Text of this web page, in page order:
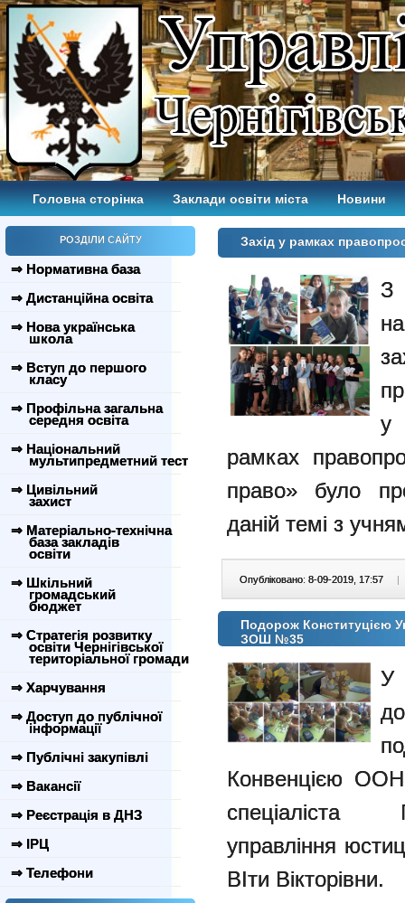
Головна сторінка Заклади освіти міста Новини
РОЗДІЛИ САЙТУ
⇒ Нормативна база
⇒ Дистанційна освіта
⇒ Нова українська
школа
⇒ Вступ до першого
класу
⇒ Профільна загальна
середня освіта
⇒ Національний
мультипредметний тест
⇒ Цивільний
захист
⇒ Матеріально-технічна
база закладів
освіти
⇒ Шкільний
громадський
бюджет
⇒ Стратегія розвитку
освіти Чернігівської
територіальної громади
⇒ Харчування
⇒ Доступ до публічної
інформації
⇒ Публічні закупівлі
⇒ Вакансії
⇒ Реєстрація в ДНЗ
⇒ ІРЦ
⇒ Телефони
Захід у рамках
З
у
рамках
право» було
даній темі з
Опубліковано: 8-09-2019, 17:57 |
Подорож Конституцією
ЗОШ №35
У
Конвенцією
спеціаліста
управління
ВІти Вікторівни.